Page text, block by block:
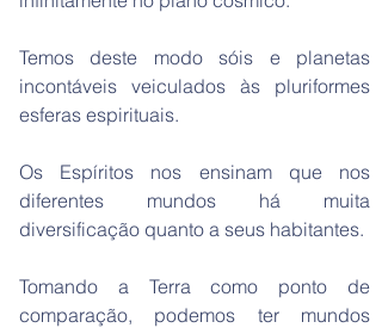
Temos deste modo sóis e planetas
incontáveis veiculados às pluriformes
esferas espirituais.
Os Espíritos nos ensinam que nos
diferentes mundos há muita
diversificação quanto a seus habitantes.
Tomando a Terra como ponto de
comparação, podemos ter mundos